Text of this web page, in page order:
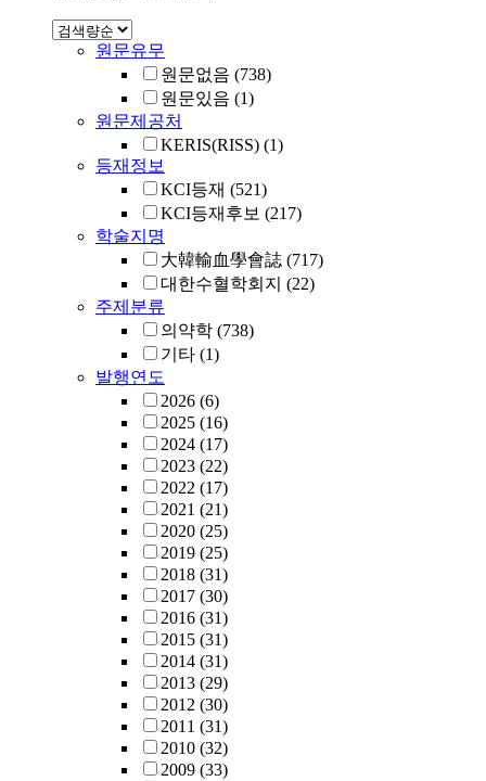
원문유무
원문없음 (738)
원문있음 (1)
원문제공처
KERIS(RISS) (1)
등재정보
KCI등재 (521)
KCI등재후보 (217)
학술지명
大韓輸血學會誌 (717)
대한수혈학회지 (22)
주제분류
의약학 (738)
기타 (1)
발행연도
2026 (6)
2025 (16)
2024 (17)
2023 (22)
2022 (17)
2021 (21)
2020 (25)
2019 (25)
2018 (31)
2017 (30)
2016 (31)
2015 (31)
2014 (31)
2013 (29)
2012 (30)
2011 (31)
2010 (32)
2009 (33)